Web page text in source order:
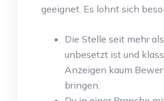
geeignet. Es lohnt sich
Die Stelle seit mehr
unbesetzt ist und
Anzeigen kaum
bringen.